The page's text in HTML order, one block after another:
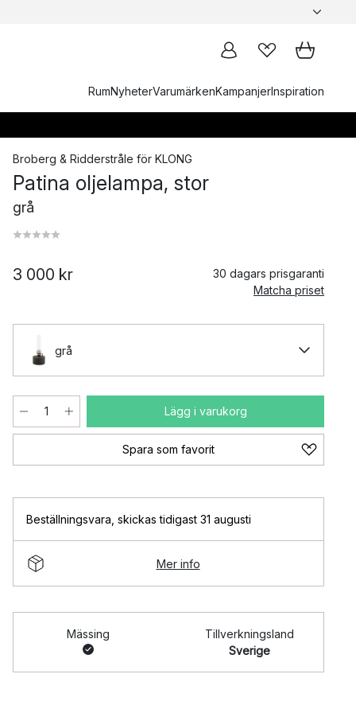
RumNyheterVarumärkenKampanjerInspiration
Broberg & Ridderstråle för KLONG
Patina oljelampa, stor
grå
3 000 kr
30 dagars prisgaranti
Matcha priset
grå
Lägg i varukorg
Spara som favorit
Beställningsvara skickas tidigast 31 augusti
Mer info
Mässing
Tillverkningsland
Sverige